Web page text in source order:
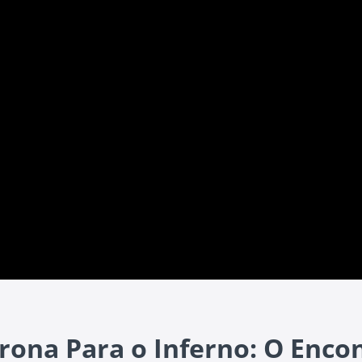
Para o Inferno: O